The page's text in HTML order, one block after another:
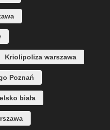
Kriolipoliza warszawa
Poznań
biała